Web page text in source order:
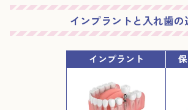
インプラントと入れ歯の
インプラント